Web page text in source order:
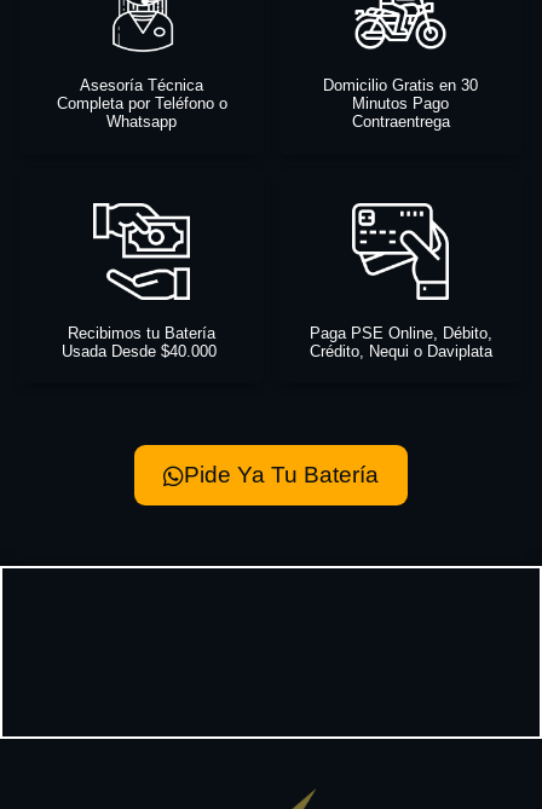
Asesoría Técnica
Completa por Teléfono o
Whatsapp
Domicilio Gratis en 30
Minutos Pago
Contraentrega
Recibimos tu Batería
Usada Desde $40.000
Paga PSE Online, Débito,
Crédito, Nequi o Daviplata
Pide Ya Tu Batería